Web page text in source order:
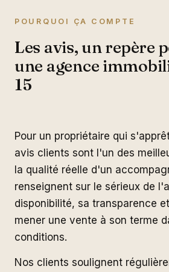
POURQUOI ÇA COMPTE
Les avis, un repère
une agence
15
Pour un propriétaire qui
avis clients sont l'un des
la qualité réelle d'un
renseignent sur le sérieux de
disponibilité, sa transparence
mener une vente à son terme
conditions.
Nos clients soulignent